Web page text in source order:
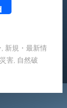
新規・最新情
害
自然破